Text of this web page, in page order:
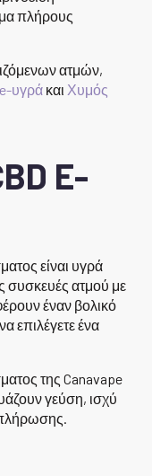
πλήρους
ατμών,
υγρά και Χυμός
E-
είναι υγρά
συσκευές ατμού με
έναν βολικό
επιλέγετε ένα
της Canavape
γεύση, ισχύ